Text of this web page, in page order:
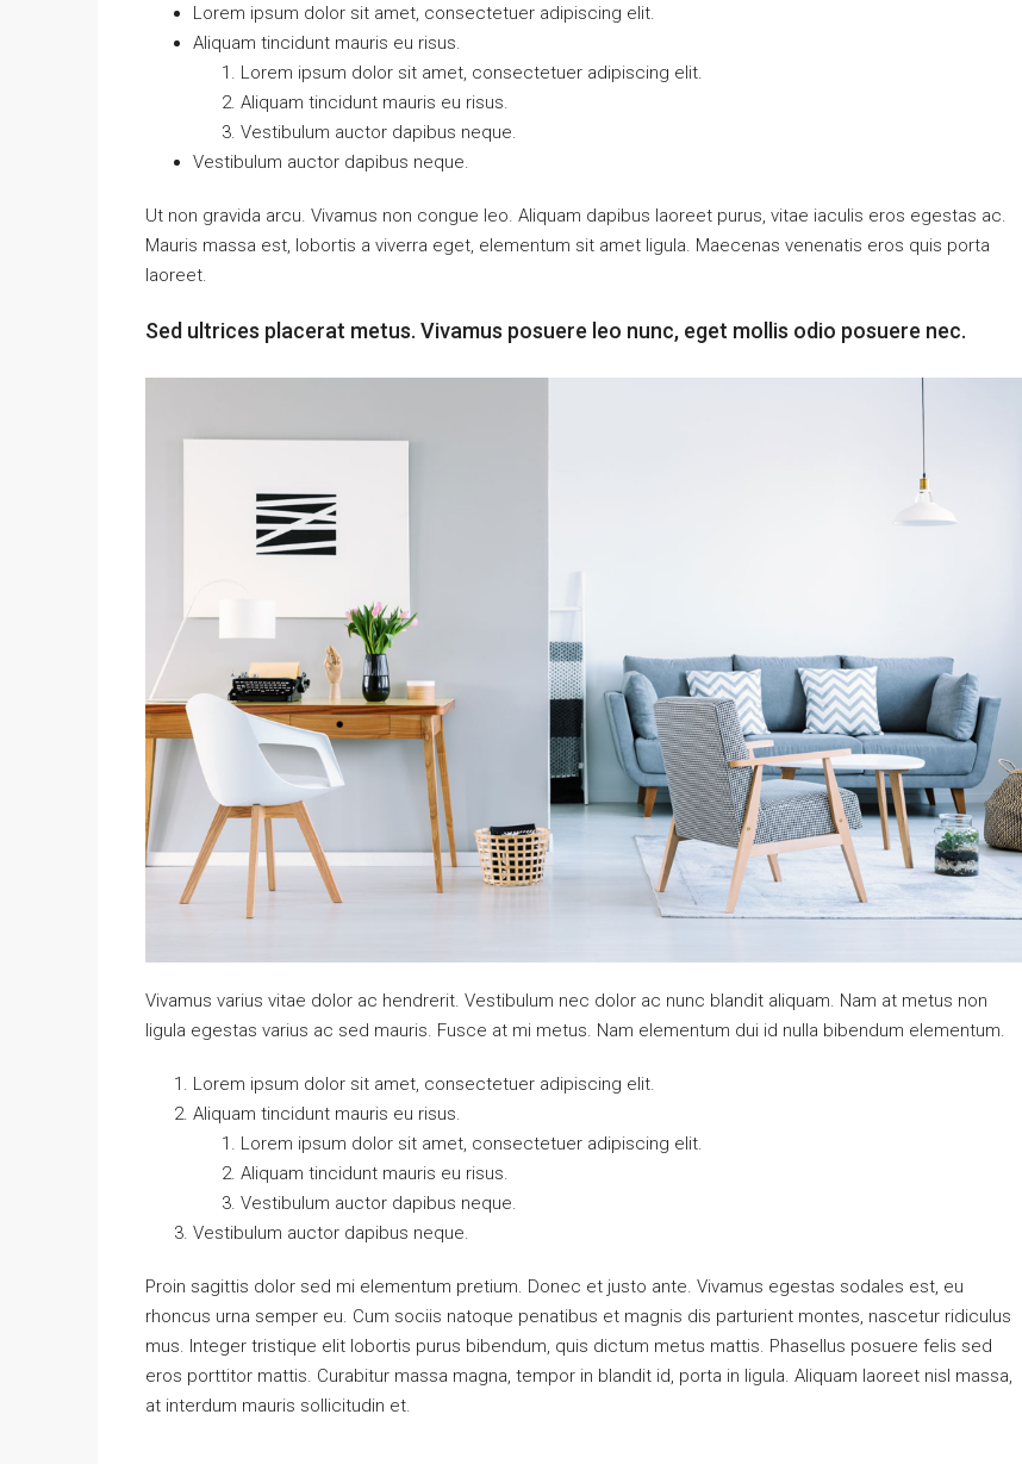
Lorem ipsum dolor sit amet, consectetuer adipiscing elit.
Aliquam tincidunt mauris eu risus.
Lorem ipsum dolor sit amet, consectetuer adipiscing elit.
Aliquam tincidunt mauris eu risus.
Vestibulum auctor dapibus neque.
Vestibulum auctor dapibus neque.
Ut non gravida arcu. Vivamus non congue leo. Aliquam dapibus laoreet purus, vitae iaculis eros egestas ac.
Mauris massa est, lobortis a viverra eget, elementum sit amet ligula. Maecenas venenatis eros quis porta
laoreet.
Sed ultrices placerat metus. Vivamus posuere leo nunc, eget mollis odio posuere nec.
Vivamus varius vitae dolor ac hendrerit. Vestibulum nec dolor ac nunc blandit aliquam. Nam at metus non
ligula egestas varius ac sed mauris. Fusce at mi metus. Nam elementum dui id nulla bibendum elementum.
Lorem ipsum dolor sit amet, consectetuer adipiscing elit.
Aliquam tincidunt mauris eu risus.
Lorem ipsum dolor sit amet, consectetuer adipiscing elit.
Aliquam tincidunt mauris eu risus.
Vestibulum auctor dapibus neque.
Vestibulum auctor dapibus neque.
Proin sagittis dolor sed mi elementum pretium. Donec et justo ante. Vivamus egestas sodales est, eu
rhoncus urna semper eu. Cum sociis natoque penatibus et magnis dis parturient montes, nascetur ridiculus
mus. Integer tristique elit lobortis purus bibendum, quis dictum metus mattis. Phasellus posuere felis sed
eros porttitor mattis. Curabitur massa magna, tempor in blandit id, porta in ligula. Aliquam laoreet nisl massa,
at interdum mauris sollicitudin et.